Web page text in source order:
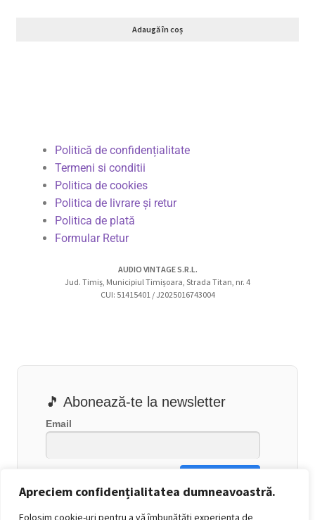
Apreciem confidențialitatea dumneavoastră.
Folosim cookie-uri pentru a vă îmbunătăți experiența de
Adaugă în coș
Politică de confidențialitate
Termeni si conditii
Politica de cookies
Politica de livrare și retur
Politica de plată
Formular Retur
AUDIO VINTAGE S.R.L.
Jud. Timiș, Municipiul Timișoara, Strada Titan, nr. 4
CUI: 51415401 / J2025016743004
🎵 Abonează-te la newsletter
Email